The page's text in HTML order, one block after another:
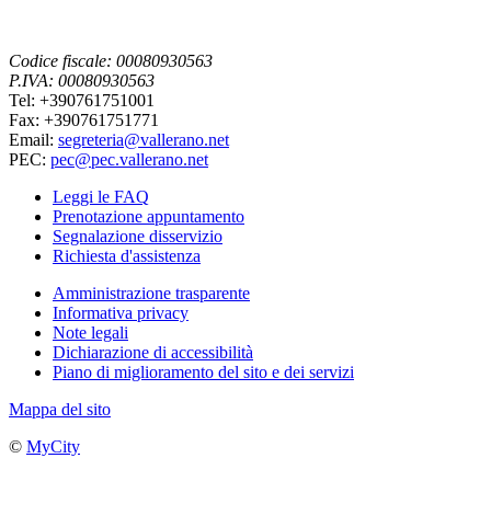
Codice fiscale: 00080930563
P.IVA: 00080930563
Tel: +390761751001
Fax: +390761751771
Email: segreteria@vallerano.net
PEC: pec@pec.vallerano.net
Leggi le FAQ
Prenotazione appuntamento
Segnalazione disservizio
Richiesta d'assistenza
Amministrazione trasparente
Informativa privacy
Note legali
Dichiarazione di accessibilità
Piano di miglioramento del sito e dei servizi
Mappa del sito
© MyCity